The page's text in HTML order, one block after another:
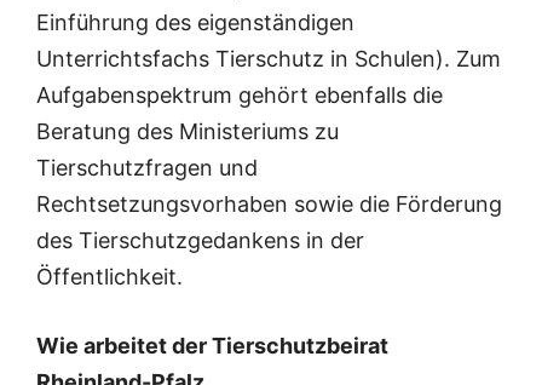
Einführung des eigenständigen
Unterrichtsfachs Tierschutz in Schulen). Zum
Aufgabenspektrum gehört ebenfalls die
Beratung des Ministeriums zu
Tierschutzfragen und
Rechtsetzungsvorhaben sowie die Förderung
des Tierschutzgedankens in der
Öffentlichkeit.
Wie arbeitet der Tierschutzbeirat